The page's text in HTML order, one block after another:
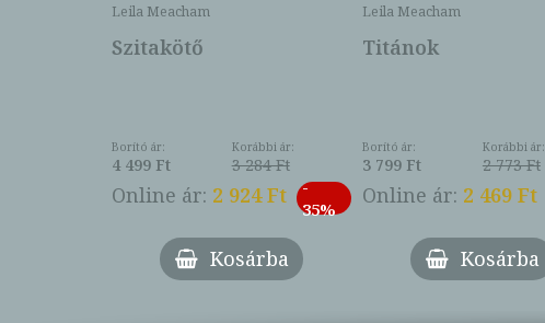
Leila Meacham
Szitakötő
Borító ár:
4 499 Ft
Korábbi ár:
3 284 Ft
Online ár: 2 924 Ft
-
35%
Kosárba
Leila Meacham
Titánok
Borító ár:
3 799 Ft
Korábbi ár:
2 773 Ft
Online ár: 2 469 Ft
Kosárba